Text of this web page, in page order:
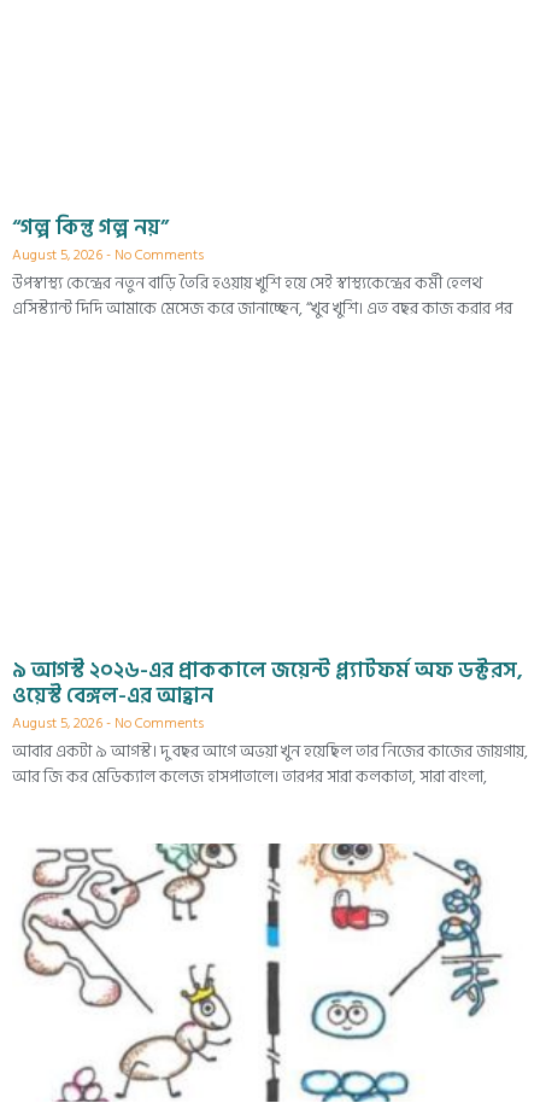
“গল্প কিন্তু গল্প নয়”
August 5, 2026 No Comments
উপস্বাস্থ্য কেন্দ্রের নতুন বাড়ি তৈরি হওয়ায় খুশি হয়ে সেই স্বাস্থ্যকেন্দ্রের কর্মী হেলথ
এসিস্ট্যান্ট দিদি আমাকে মেসেজ করে জানাচ্ছেন, “খুব খুশি। এত বছর কাজ করার পর
৯ আগস্ট ২০২৬-এর প্রাককালে জয়েন্ট প্ল্যাটফর্ম অফ ডক্টরস,
ওয়েস্ট বেঙ্গল-এর আহ্বান
August 5, 2026 No Comments
আবার একটা ৯ আগস্ট। দু বছর আগে অভয়া খুন হয়েছিল তার নিজের কাজের জায়গায়,
আর জি কর মেডিক্যাল কলেজ হাসপাতালে। তারপর সারা কলকাতা, সারা বাংলা,